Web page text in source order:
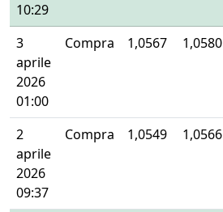
10:29
3
aprile
2026
01:00
Compra 1,0567 1,0580
2
aprile
2026
09:37
Compra 1,0549 1,0566